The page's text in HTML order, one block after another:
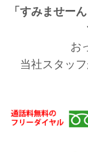
「すみませー
お
当社スタッ